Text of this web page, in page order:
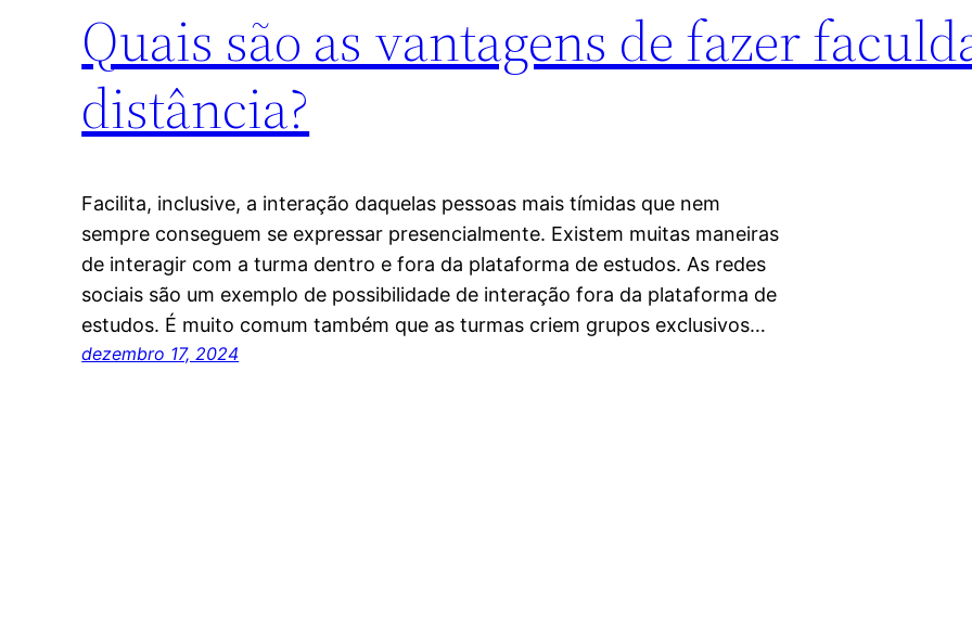
Quais são as vantagens de fazer
distância?
Facilita, inclusive, a interação daquelas pessoas mais tímidas que nem
sempre conseguem se expressar presencialmente. Existem muitas maneiras
de interagir com a turma dentro e fora da plataforma de estudos. As redes
sociais são um exemplo de possibilidade de interação fora da plataforma de
estudos. É muito comum também que as turmas criem grupos exclusivos…
dezembro 17, 2024